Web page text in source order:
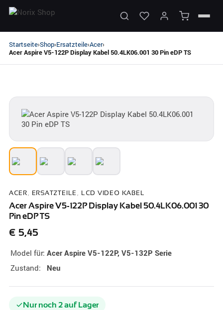
Startseite›Shop›Ersatzteile›Acer›
Acer Aspire V5-122P Display Kabel 50.4LK06.001 30 Pin eDP TS
ACER, ERSATZTEILE , LCD VIDEO KABEL
Acer Aspire V5-122P Display Kabel 50.4LK06.001 30
Pin eDP TS
€ 5,45
Model für: Acer Aspire V5-122P, V5-132P Serie
Zustand: Neu
Nur noch 2 auf Lager